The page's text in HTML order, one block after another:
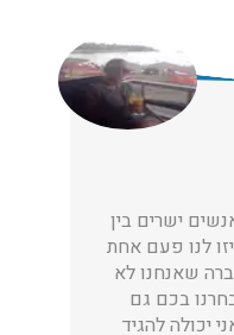
ישרים בין
לנו פעם אחת
שאנחנו לא
בכם גם
יכולה להגיד
לכם שירותי אריזה
כנסו עכשיו
15:42
12:23